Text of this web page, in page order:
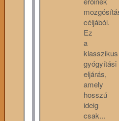
céljából.
Ez
a
klasszikus
gyógyítási
eljárás,
amely
hosszú
ideig
csak...